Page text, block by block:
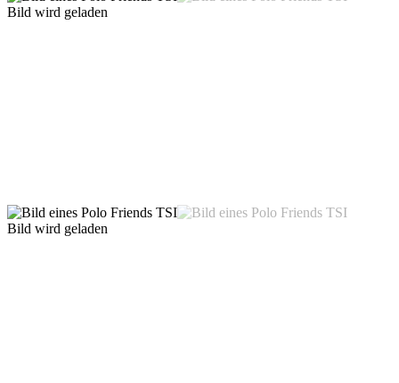
Bild wird geladen
Bild wird geladen